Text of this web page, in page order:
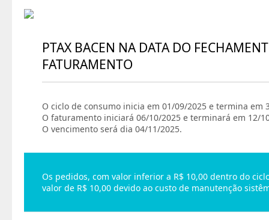
PTAX BACEN NA DATA DO
FATURAMENTO
O ciclo de consumo inicia em 01/09/2025 e termina em
O faturamento iniciará 06/10/2025 e terminará em 12/
O vencimento será dia 04/11/2025.
Os pedidos, com valor inferior a R$ 10,00 dentro do
valor de R$ 10,00 devido ao custo de manutenção